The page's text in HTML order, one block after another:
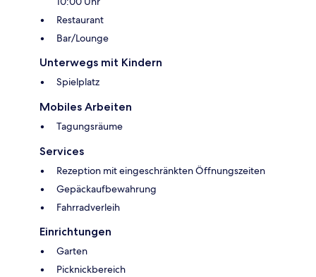
Restaurant
Bar/Lounge
Unterwegs mit Kindern
Spielplatz
Mobiles Arbeiten
Tagungsräume
Services
Rezeption mit eingeschränkten Öffnungszeiten
Gepäckaufbewahrung
Fahrradverleih
Einrichtungen
Garten
Picknickbereich